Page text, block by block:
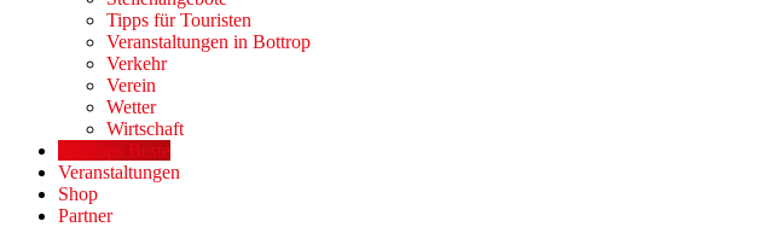
Tipps für Touristen
Veranstaltungen in Bottrop
Verkehr
Verein
Wetter
Wirtschaft
Bottrops Beste
Veranstaltungen
Shop
Partner